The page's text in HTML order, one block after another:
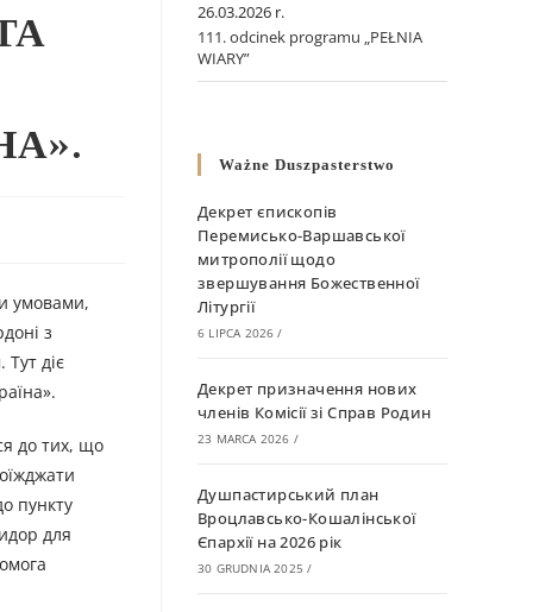
умовами,
з
діє
до тих, що
пункту
для
26.03.2026 r.
111. odcinek programu „PEŁNIA
WIARY”
Ważne Duszpasterstwo
Декрет єпископів
Перемисько-Варшавської
митрополії щодо
звершування Божественної
Літургії
6 LIPCA 2026 /
Декрет призначення нових
членів Комісії зі Справ Родин
23 MARCA 2026 /
Душпастирський план
Вроцлавсько-Кошалінської
Єпархії на 2026 рік
30 GRUDNIA 2025 /